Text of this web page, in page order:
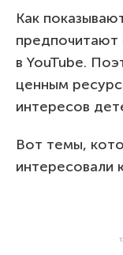
Как
предпочитают
в YouTube.
ценным
интересов
Вот темы,
интересовали